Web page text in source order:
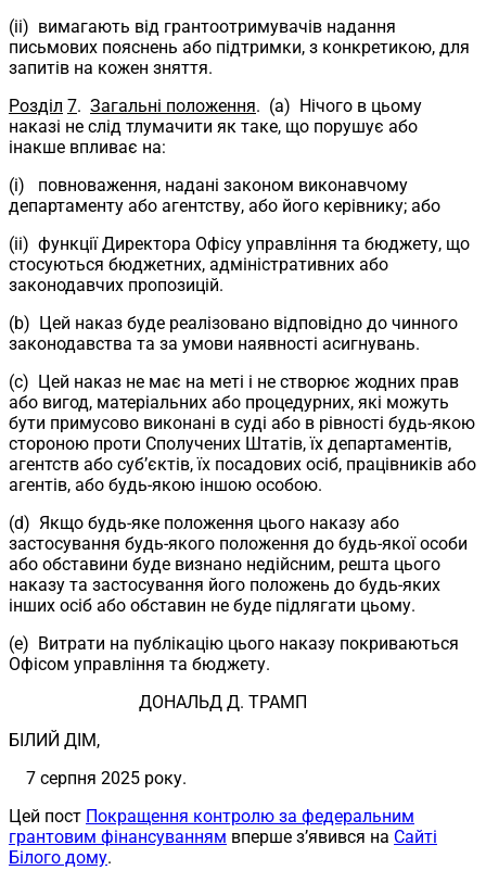
(ii) вимагають від грантоотримувачів надання
письмових пояснень або підтримки, з конкретикою, для
запитів на кожен зняття.
Розділ 7. Загальні положення. (a) Нічого в цьому
наказі не слід тлумачити як таке, що порушує або
інакше впливає на:
(i) повноваження, надані законом виконавчому
департаменту або агентству, або його керівнику; або
(ii) функції Директора Офісу управління та бюджету, що
стосуються бюджетних, адміністративних або
законодавчих пропозицій.
(b) Цей наказ буде реалізовано відповідно до чинного
законодавства та за умови наявності асигнувань.
(c) Цей наказ не має на меті і не створює жодних прав
або вигод, матеріальних або процедурних, які можуть
бути примусово виконані в суді або в рівності будь-якою
стороною проти Сполучених Штатів, їх департаментів,
агентств або суб’єктів, їх посадових осіб, працівників або
агентів, або будь-якою іншою особою.
(d) Якщо будь-яке положення цього наказу або
застосування будь-якого положення до будь-якої особи
або обставини буде визнано недійсним, решта цього
наказу та застосування його положень до будь-яких
інших осіб або обставин не буде підлягати цьому.
(e) Витрати на публікацію цього наказу покриваються
Офісом управління та бюджету.
ДОНАЛЬД Д. ТРАМП
БІЛИЙ ДІМ,
7 серпня 2025 року.
Цей пост Покращення контролю за федеральним
грантовим фінансуванням вперше з’явився на Сайті
Білого дому.